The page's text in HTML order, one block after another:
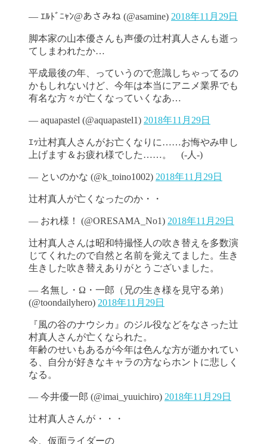
— ｴﾙﾄﾞﾆｬﾝ@あさみね (@asamine) 2018年11月29日
脚本家の山本優さんも声優の辻村真人さんも逝っ
てしまわれたか…
平成最後の年、っていうので意識しちゃってるの
かもしれないけど、今年は本当にアニメ業界でも
有名な方々が亡くなっていくなあ…
— aquapastel (@aquapastel1) 2018年11月29日
ｴｯ辻村真人さんがお亡くなりに……お悔やみ申し
上げます＆お疲れ様でした……。 (-人-)
— といのかな (@k_toino1002) 2018年11月29日
辻村真人が亡くなったのか・・
— おれ様！ (@ORESAMA_No1) 2018年11月29日
辻村真人さんは昭和特撮怪人の吹き替えを多数演
じてくれたので自然と名前を覚えてました。生き
生きした吹き替えありがとうございました。
— 名無し・Ω・一郎（兄の生き様を見守る弟）
(@toondailyhero) 2018年11月29日
『風の谷のナウシカ』のジル役などをなさった辻
村真人さんが亡くなられた。
年齢のせいもあるが今年は色んな方が逝かれてい
る、自分が好きなキャラの方ならホントに悲しく
なる。
— 今井優一郎 (@imai_yuuichiro) 2018年11月29日
辻村真人さんが・・・
今、仮面ライダーの